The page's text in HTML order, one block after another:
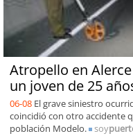
Atropello en
un joven de 25
06-08 El grave siniestro
coincidió con otro accidente
población Modelo.
soy